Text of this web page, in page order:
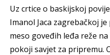
Uz crtice o baskijskoj
Imanol Jaca zagrebačkoj
meso goveđih leđa reže
pokoji savjet za pripremu.